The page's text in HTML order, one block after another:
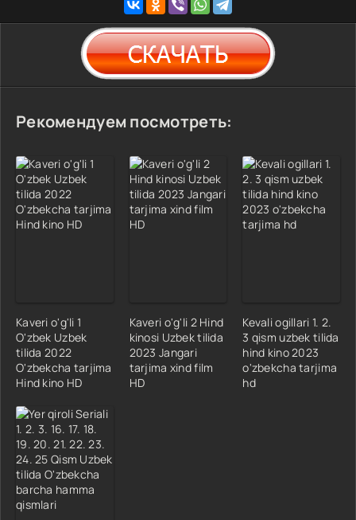
Рекомендуем посмотреть:
Kaveri o'g'li 1
O'zbek Uzbek
tilida 2022
O'zbekcha tarjima
Hind kino HD
Kaveri o'g'li 2 Hind
kinosi Uzbek tilida
2023 Jangari
tarjima xind film
HD
Kevali ogillari 1. 2.
3 qism uzbek tilida
hind kino 2023
o'zbekcha tarjima
hd